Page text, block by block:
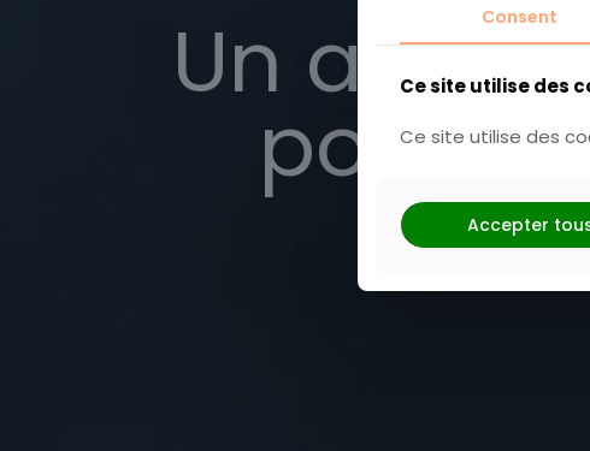
Un
pour
Consent
Ce site utilise des
Ce site utilise des
Accepter